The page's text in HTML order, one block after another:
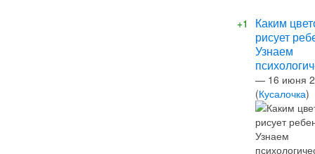
+1
Каким
рисует
Узнаем
— 16 июня
(Кусалочка)